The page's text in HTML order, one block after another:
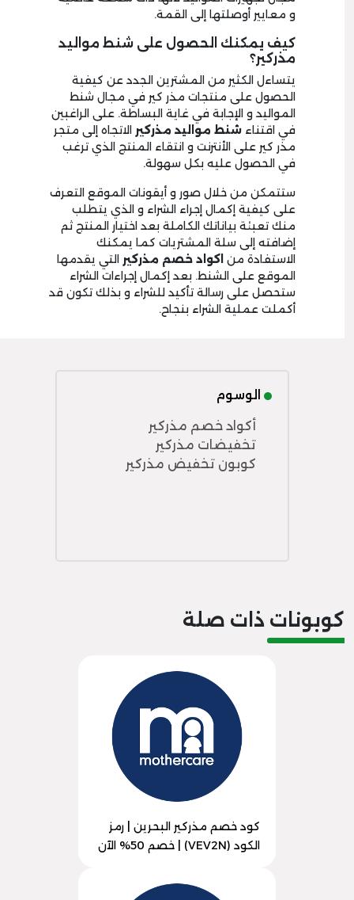
و معايير أوصلتها إلى القمة.
كيف يمكنك الحصول على شنط مواليد
مذركير؟
يتساءل الكثير من المشترين الجدد عن كيفية
الحصول على منتجات مذر كير في مجال شنط
المواليد و الإجابة في غاية البساطة. على الراغبين
في اقتناء شنط مواليد مذركير الاتجاه إلى متجر
مذر كير على الأنترنت و انتقاء المنتج الذي ترغب
في الحصول عليه بكل سهولة.
ستتمكن من خلال صور و أيقونات الموقع التعرف
على كيفية إكمال إجراء الشراء و الذي يتطلب
منك تعبئة بياناتك الكاملة بعد اختيار المنتج ثم
إضافته إلى سلة المشتريات كما يمكنك
الاستفادة من اكواد خصم مذركير التي يقدمها
الموقع على الشنط. بعد إكمال إجراءات الشراء
ستحصل على رسالة تأكيد للشراء و بذلك تكون قد
أكملت عملية الشراء بنجاح.
الوسوم
أكواد خصم مذركير
تخفيضات مذركير
كوبون تخفيض مذركير
كوبونات ذات صلة
كود خصم مذركير البحرين | رمز
الكود (VEV2N) | خصم 50% الآن